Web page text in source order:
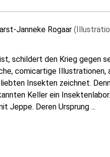
Janneke Rogaar
schildert den Krieg gegen
comicartige Illustrationen,
Insekten zeichnet.
Keller ein
Jeppe. Deren Ursprung ...